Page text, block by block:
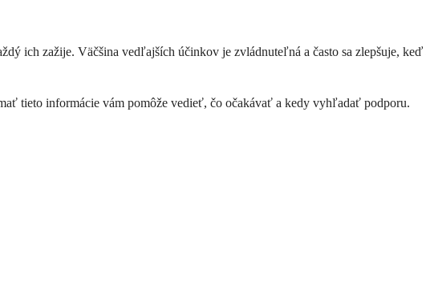
ich zažije. Väčšina vedľajších účinkov je zvládnuteľná a často sa zlepšuje, keď
tieto informácie vám pomôže vedieť, čo očakávať a kedy vyhľadať podporu.